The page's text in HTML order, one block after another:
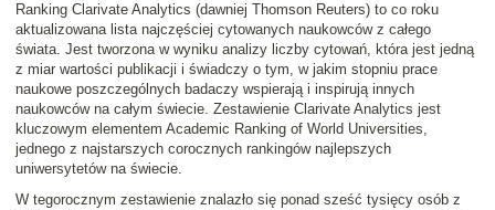
Ranking Clarivate Analytics (dawniej Thomson Reuters) to co roku
aktualizowana lista najczęściej cytowanych naukowców z całego
świata. Jest tworzona w wyniku analizy liczby cytowań, która jest jedną
z miar wartości publikacji i świadczy o tym, w jakim stopniu prace
naukowe poszczególnych badaczy wspierają i inspirują innych
naukowców na całym świecie. Zestawienie Clarivate Analytics jest
kluczowym elementem Academic Ranking of World Universities,
jednego z najstarszych corocznych rankingów najlepszych
uniwersytetów na świecie.
W tegorocznym zestawienie znalazło się ponad sześć tysięcy osób z